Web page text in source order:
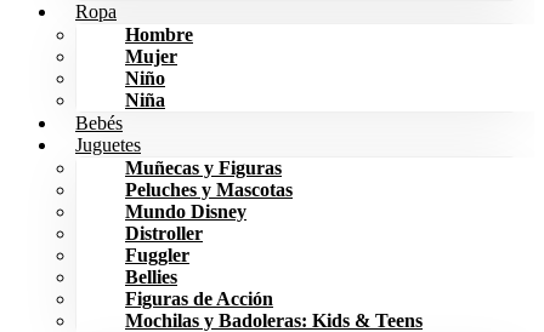
Ropa
Hombre
Mujer
Niño
Niña
Bebés
Juguetes
Muñecas y Figuras
Peluches y Mascotas
Mundo Disney
Distroller
Fuggler
Bellies
Figuras de Acción
Mochilas y Badoleras: Kids & Teens